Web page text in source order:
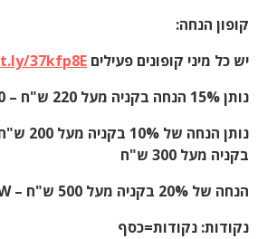
קופון הנחה:
יש כל מיני קופונים פעילים 37kfp8E
נותן 15% הנחה בקניה מעל 220 ש"ח – H20
בקניה מעל 300 ש"ח
הנחה של 20% בקניה מעל 500 ש"ח – H2W
נקודות: נקודות=כסף